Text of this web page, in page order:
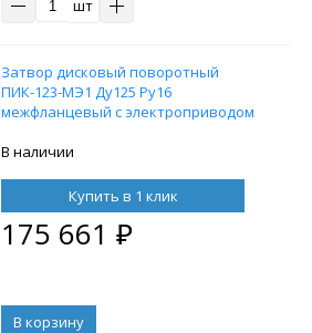
шт
Затвор дисковый поворотный
ПИК-123-MЭ1 Ду125 Ру16
межфланцевый с электроприводом
В наличии
Купить в 1 клик
175 661 ₽
В корзину